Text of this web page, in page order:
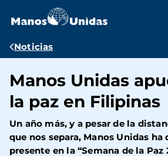
contenido
Ruta
navegación
Noticias
Manos Unidas
la paz en Filipinas
Un año más, y a pesar de la
que nos separa, Manos Unidas
presente en la “Semana de la Paz